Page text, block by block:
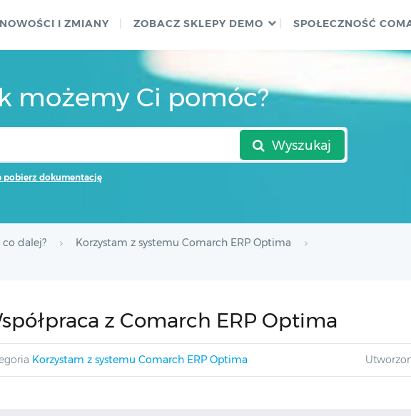
NOWOŚCI I ZMIANY ZOBACZ SKLEPY DEMO SPOŁECZNOŚĆ
możemy Ci pomóc?
Wyszukaj
pobierz dokumentację
dalej?
Korzystam z systemu Comarch ERP Optima
z Comarch ERP Optima
Korzystam z systemu Comarch ERP Optima